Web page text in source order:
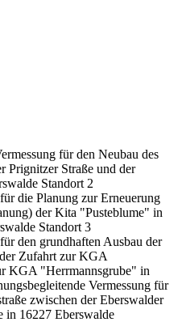
für den Neubau des
Prignitzer Straße und der
Standort 2
die Planung zur Erneuerung
der Kita "Pusteblume" in
Standort 3
den grundhaften Ausbau der
Zufahrt zur KGA
KGA "Herrmannsgrube" in
Vermessung für
zwischen der Eberswalder
in 16227 Eberswalde